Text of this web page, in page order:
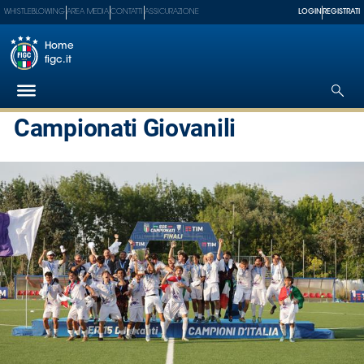
Federazione
Nazionali
Partner
Tecnici
SGS
Paralimpico
Serie
A
Women
WHISTLEBLOWING AREA MEDIA CONTATTI ASSICURAZIONE LOGIN REGISTRATI
Home
figc.it
Campionati Giovanili